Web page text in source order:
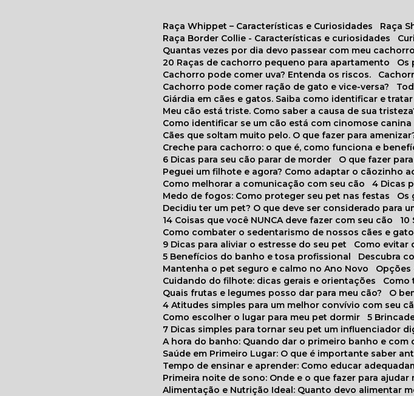
Raça Whippet – Características e Curiosidades
Raça
Raça Border Collie - Características e curiosidades
Quantas vezes por dia devo passear com meu
20 Raças de cachorro pequeno para apartamento
Cachorro pode comer uva? Entenda os riscos.
Cachorro pode comer ração de gato e vice-versa?
Giárdia em cães e gatos. Saiba como identificar e tratar
Meu cão está triste. Como saber a causa de sua
Como identificar se um cão está com cinomose canina
Cães que soltam muito pelo. O que fazer para
Creche para cachorro: o que é, como funciona e
6 Dicas para seu cão parar de morder
O que fazer
Peguei um filhote e agora? Como adaptar o cãozinho
Como melhorar a comunicação com seu cão
4
Medo de fogos: Como proteger seu pet nas festas
Decidiu ter um pet? O que deve ser considerado para
14 Coisas que você NUNCA deve fazer com seu cão
Como combater o sedentarismo de nossos cães e
9 Dicas para aliviar o estresse do seu pet
Como
5 Benefícios do banho e tosa profissional
Descubra
Mantenha o pet seguro e calmo no Ano Novo
Cuidando do filhote: dicas gerais e orientações
Quais frutas e legumes posso dar para meu cão?
O
4 Atitudes simples para um melhor convívio com seu
Como escolher o lugar para meu pet dormir
5
7 Dicas simples para tornar seu pet um influenciador
A hora do banho: Quando dar o primeiro banho e
Saúde em Primeiro Lugar: O que é importante saber
Tempo de ensinar e aprender: Como educar
Primeira noite de sono: Onde e o que fazer para
Alimentação e Nutrição Ideal: Quanto devo alimentar